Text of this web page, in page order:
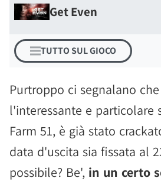
Get Even
TUTTO SUL GIOCO
Purtroppo ci segnalano
l'interessante e particolare
Farm 51, è già stato
data d'uscita sia fissata al
possibile? Be', in un certo